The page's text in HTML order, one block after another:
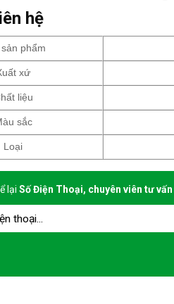
hệ
phẩm
xứ
liệu
sắc
Loại
lại Số Điện Thoại, chuyên viên tư vấn